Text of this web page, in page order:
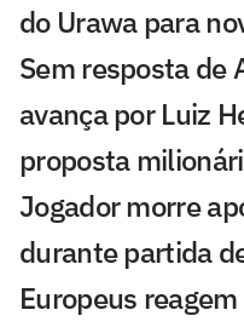
do Urawa para
Sem resposta de
avança por Luiz
proposta
Jogador morre
durante partida
Europeus